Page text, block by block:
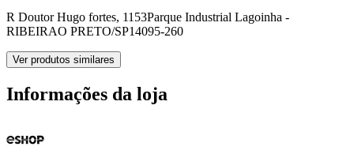
R Doutor Hugo fortes, 1153Parque Industrial Lagoinha -
RIBEIRAO PRETO/SP14095-260
Ver produtos similares
Informações da loja